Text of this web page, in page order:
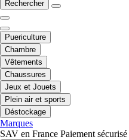
Rechercher
Puericulture
Chambre
Vêtements
Chaussures
Jeux et Jouets
Plein air et sports
Déstockage
Marques
SAV en France Paiement sécurisé